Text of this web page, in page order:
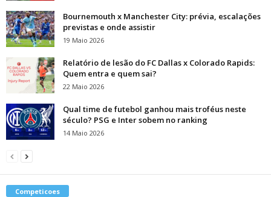
Bournemouth x Manchester City: prévia, escalações
previstas e onde assistir
19 Maio 2026
Relatório de lesão do FC Dallas x Colorado Rapids:
Quem entra e quem sai?
22 Maio 2026
Qual time de futebol ganhou mais troféus neste
século? PSG e Inter sobem no ranking
14 Maio 2026
Competicoes